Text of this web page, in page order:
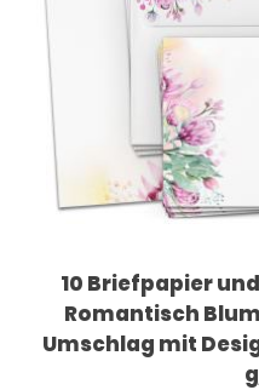
10 Briefpapier
Romantisch
Umschlag mit